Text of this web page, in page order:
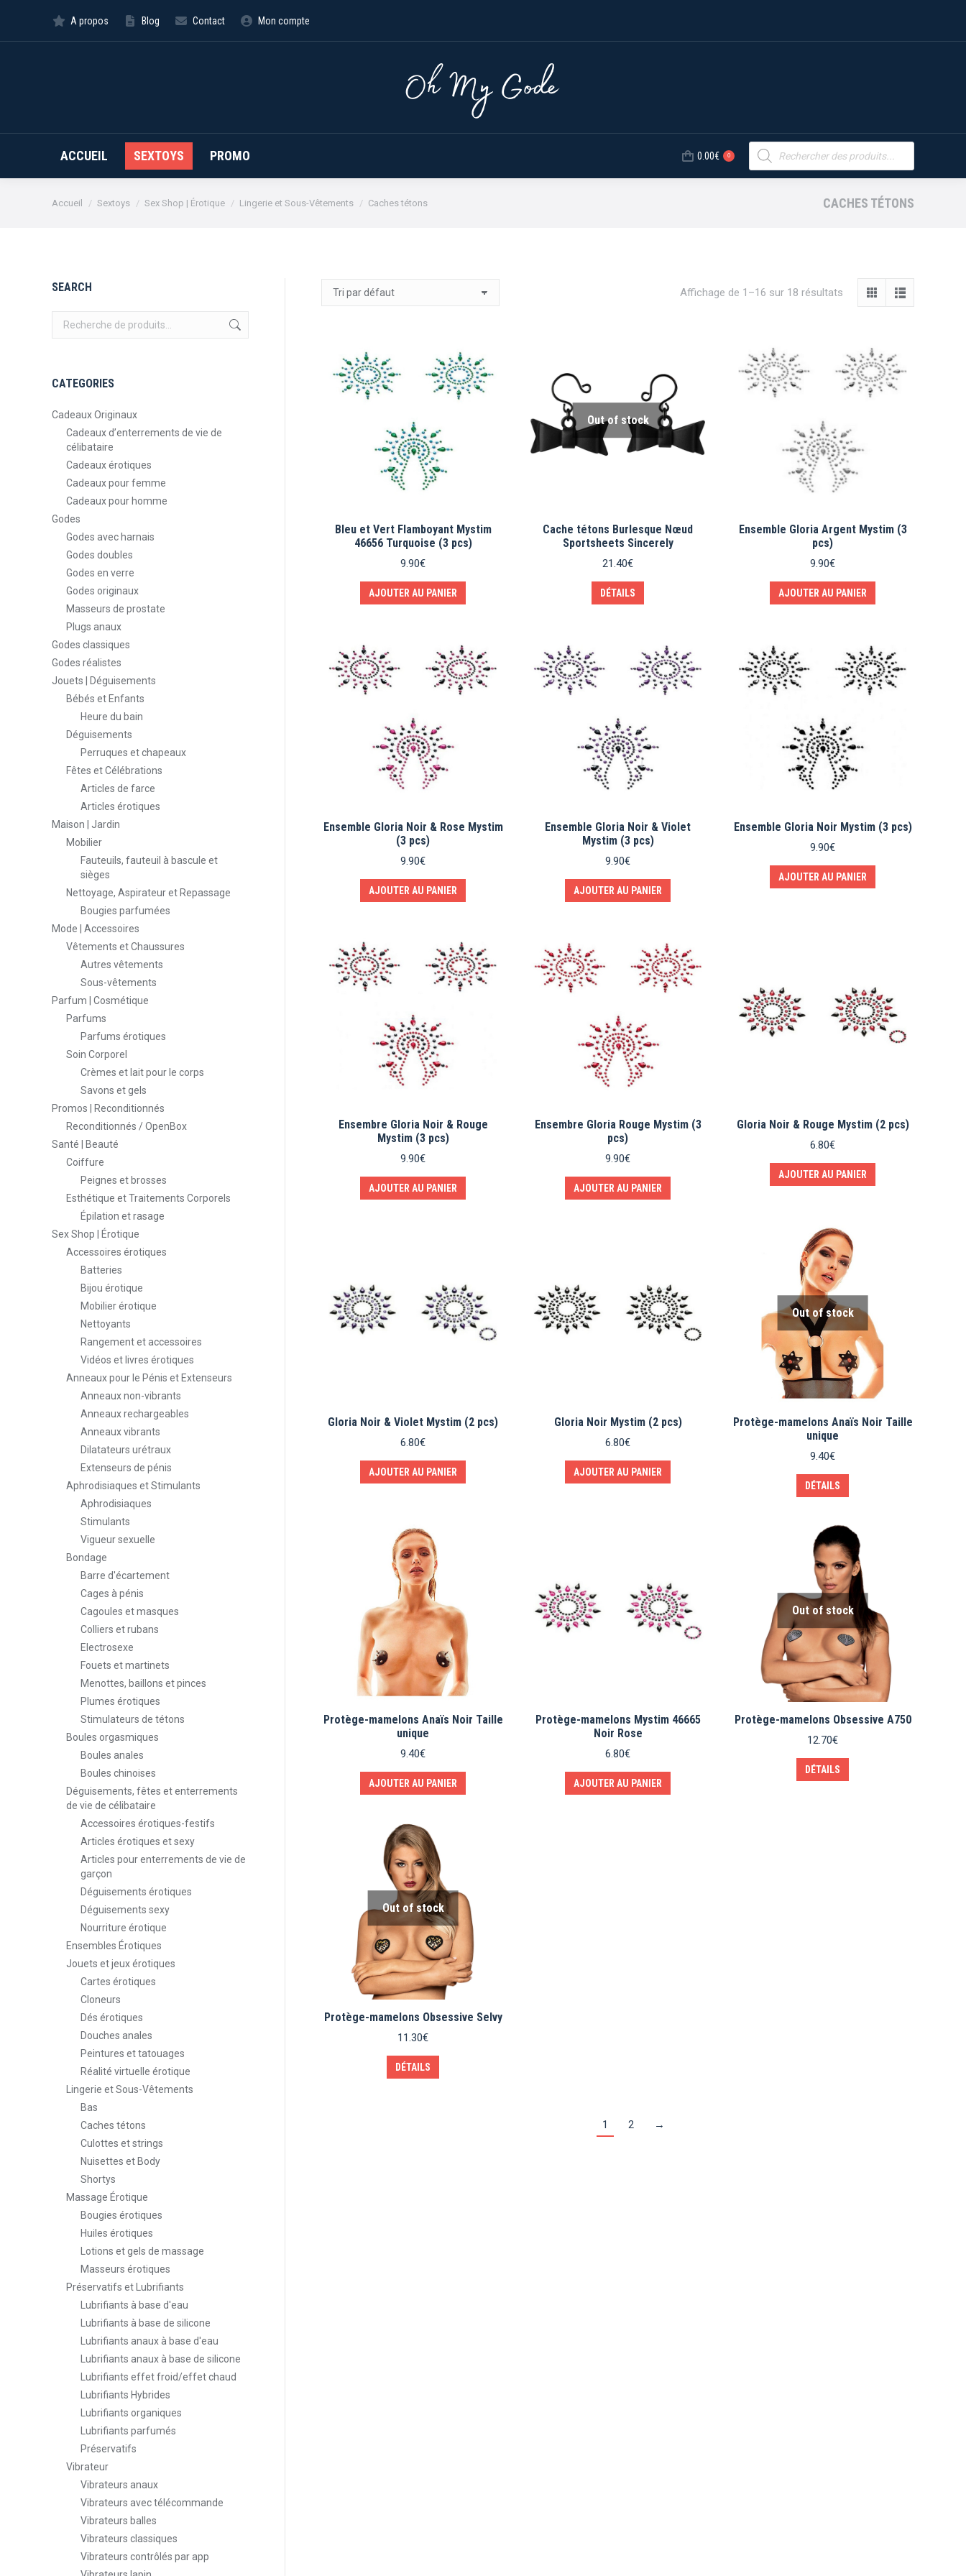
A propos Blog Contact Mon compte
ACCUEIL SEXTOYS PROMO 0.00€ 0
Recherche
de
produits
Vous êtes ici :
Accueil Sextoys Sex Shop | Érotique Lingerie et Sous-Vêtements Caches tétons CACHES TÉTONS
Affichage de 1–16 sur 18 résultats
Bleu et Vert Flamboyant Mystim
46656 Turquoise (3 pcs)
9.90€
AJOUTER AU PANIER
Out of stock
Cache tétons Burlesque Nœud
Sportsheets Sincerely
21.40€
DÉTAILS
Ensemble Gloria Argent Mystim (3
pcs)
9.90€
AJOUTER AU PANIER
Ensemble Gloria Noir & Rose Mystim
(3 pcs)
9.90€
AJOUTER AU PANIER
Ensemble Gloria Noir & Violet
Mystim (3 pcs)
9.90€
AJOUTER AU PANIER
Ensemble Gloria Noir Mystim (3 pcs)
9.90€
AJOUTER AU PANIER
Ensembre Gloria Noir & Rouge
Mystim (3 pcs)
9.90€
AJOUTER AU PANIER
Ensembre Gloria Rouge Mystim (3
pcs)
9.90€
AJOUTER AU PANIER
Gloria Noir & Rouge Mystim (2 pcs)
6.80€
AJOUTER AU PANIER
Gloria Noir & Violet Mystim (2 pcs)
6.80€
AJOUTER AU PANIER
Gloria Noir Mystim (2 pcs)
6.80€
AJOUTER AU PANIER
Out of stock
Protège-mamelons Anaïs Noir Taille
unique
9.40€
DÉTAILS
Protège-mamelons Anaïs Noir Taille
unique
9.40€
AJOUTER AU PANIER
Protège-mamelons Mystim 46665
Noir Rose
6.80€
AJOUTER AU PANIER
Out of stock
Protège-mamelons Obsessive A750
12.70€
DÉTAILS
Out of stock
Protège-mamelons Obsessive Selvy
11.30€
DÉTAILS
1 2 →
SEARCH
CATEGORIES
Cadeaux Originaux
Cadeaux d’enterrements de vie de
célibataire
Cadeaux érotiques
Cadeaux pour femme
Cadeaux pour homme
Godes
Godes avec harnais
Godes doubles
Godes en verre
Godes originaux
Masseurs de prostate
Plugs anaux
Godes classiques
Godes réalistes
Jouets | Déguisements
Bébés et Enfants
Heure du bain
Déguisements
Perruques et chapeaux
Fêtes et Célébrations
Articles de farce
Articles érotiques
Maison | Jardin
Mobilier
Fauteuils, fauteuil à bascule et
sièges
Nettoyage, Aspirateur et Repassage
Bougies parfumées
Mode | Accessoires
Vêtements et Chaussures
Autres vêtements
Sous-vêtements
Parfum | Cosmétique
Parfums
Parfums érotiques
Soin Corporel
Crèmes et lait pour le corps
Savons et gels
Promos | Reconditionnés
Reconditionnés / OpenBox
Santé | Beauté
Coiffure
Peignes et brosses
Esthétique et Traitements Corporels
Épilation et rasage
Sex Shop | Érotique
Accessoires érotiques
Batteries
Bijou érotique
Mobilier érotique
Nettoyants
Rangement et accessoires
Vidéos et livres érotiques
Anneaux pour le Pénis et Extenseurs
Anneaux non-vibrants
Anneaux rechargeables
Anneaux vibrants
Dilatateurs urétraux
Extenseurs de pénis
Aphrodisiaques et Stimulants
Aphrodisiaques
Stimulants
Vigueur sexuelle
Bondage
Barre d'écartement
Cages à pénis
Cagoules et masques
Colliers et rubans
Electrosexe
Fouets et martinets
Menottes, baillons et pinces
Plumes érotiques
Stimulateurs de tétons
Boules orgasmiques
Boules anales
Boules chinoises
Déguisements, fêtes et enterrements
de vie de célibataire
Accessoires érotiques-festifs
Articles érotiques et sexy
Articles pour enterrements de vie de
garçon
Déguisements érotiques
Déguisements sexy
Nourriture érotique
Ensembles Érotiques
Jouets et jeux érotiques
Cartes érotiques
Cloneurs
Dés érotiques
Douches anales
Peintures et tatouages
Réalité virtuelle érotique
Lingerie et Sous-Vêtements
Bas
Caches tétons
Culottes et strings
Nuisettes et Body
Shortys
Massage Érotique
Bougies érotiques
Huiles érotiques
Lotions et gels de massage
Masseurs érotiques
Préservatifs et Lubrifiants
Lubrifiants à base d'eau
Lubrifiants à base de silicone
Lubrifiants anaux à base d'eau
Lubrifiants anaux à base de silicone
Lubrifiants effet froid/effet chaud
Lubrifiants Hybrides
Lubrifiants organiques
Lubrifiants parfumés
Préservatifs
Vibrateur
Vibrateurs anaux
Vibrateurs avec télécommande
Vibrateurs balles
Vibrateurs classiques
Vibrateurs contrôlés par app